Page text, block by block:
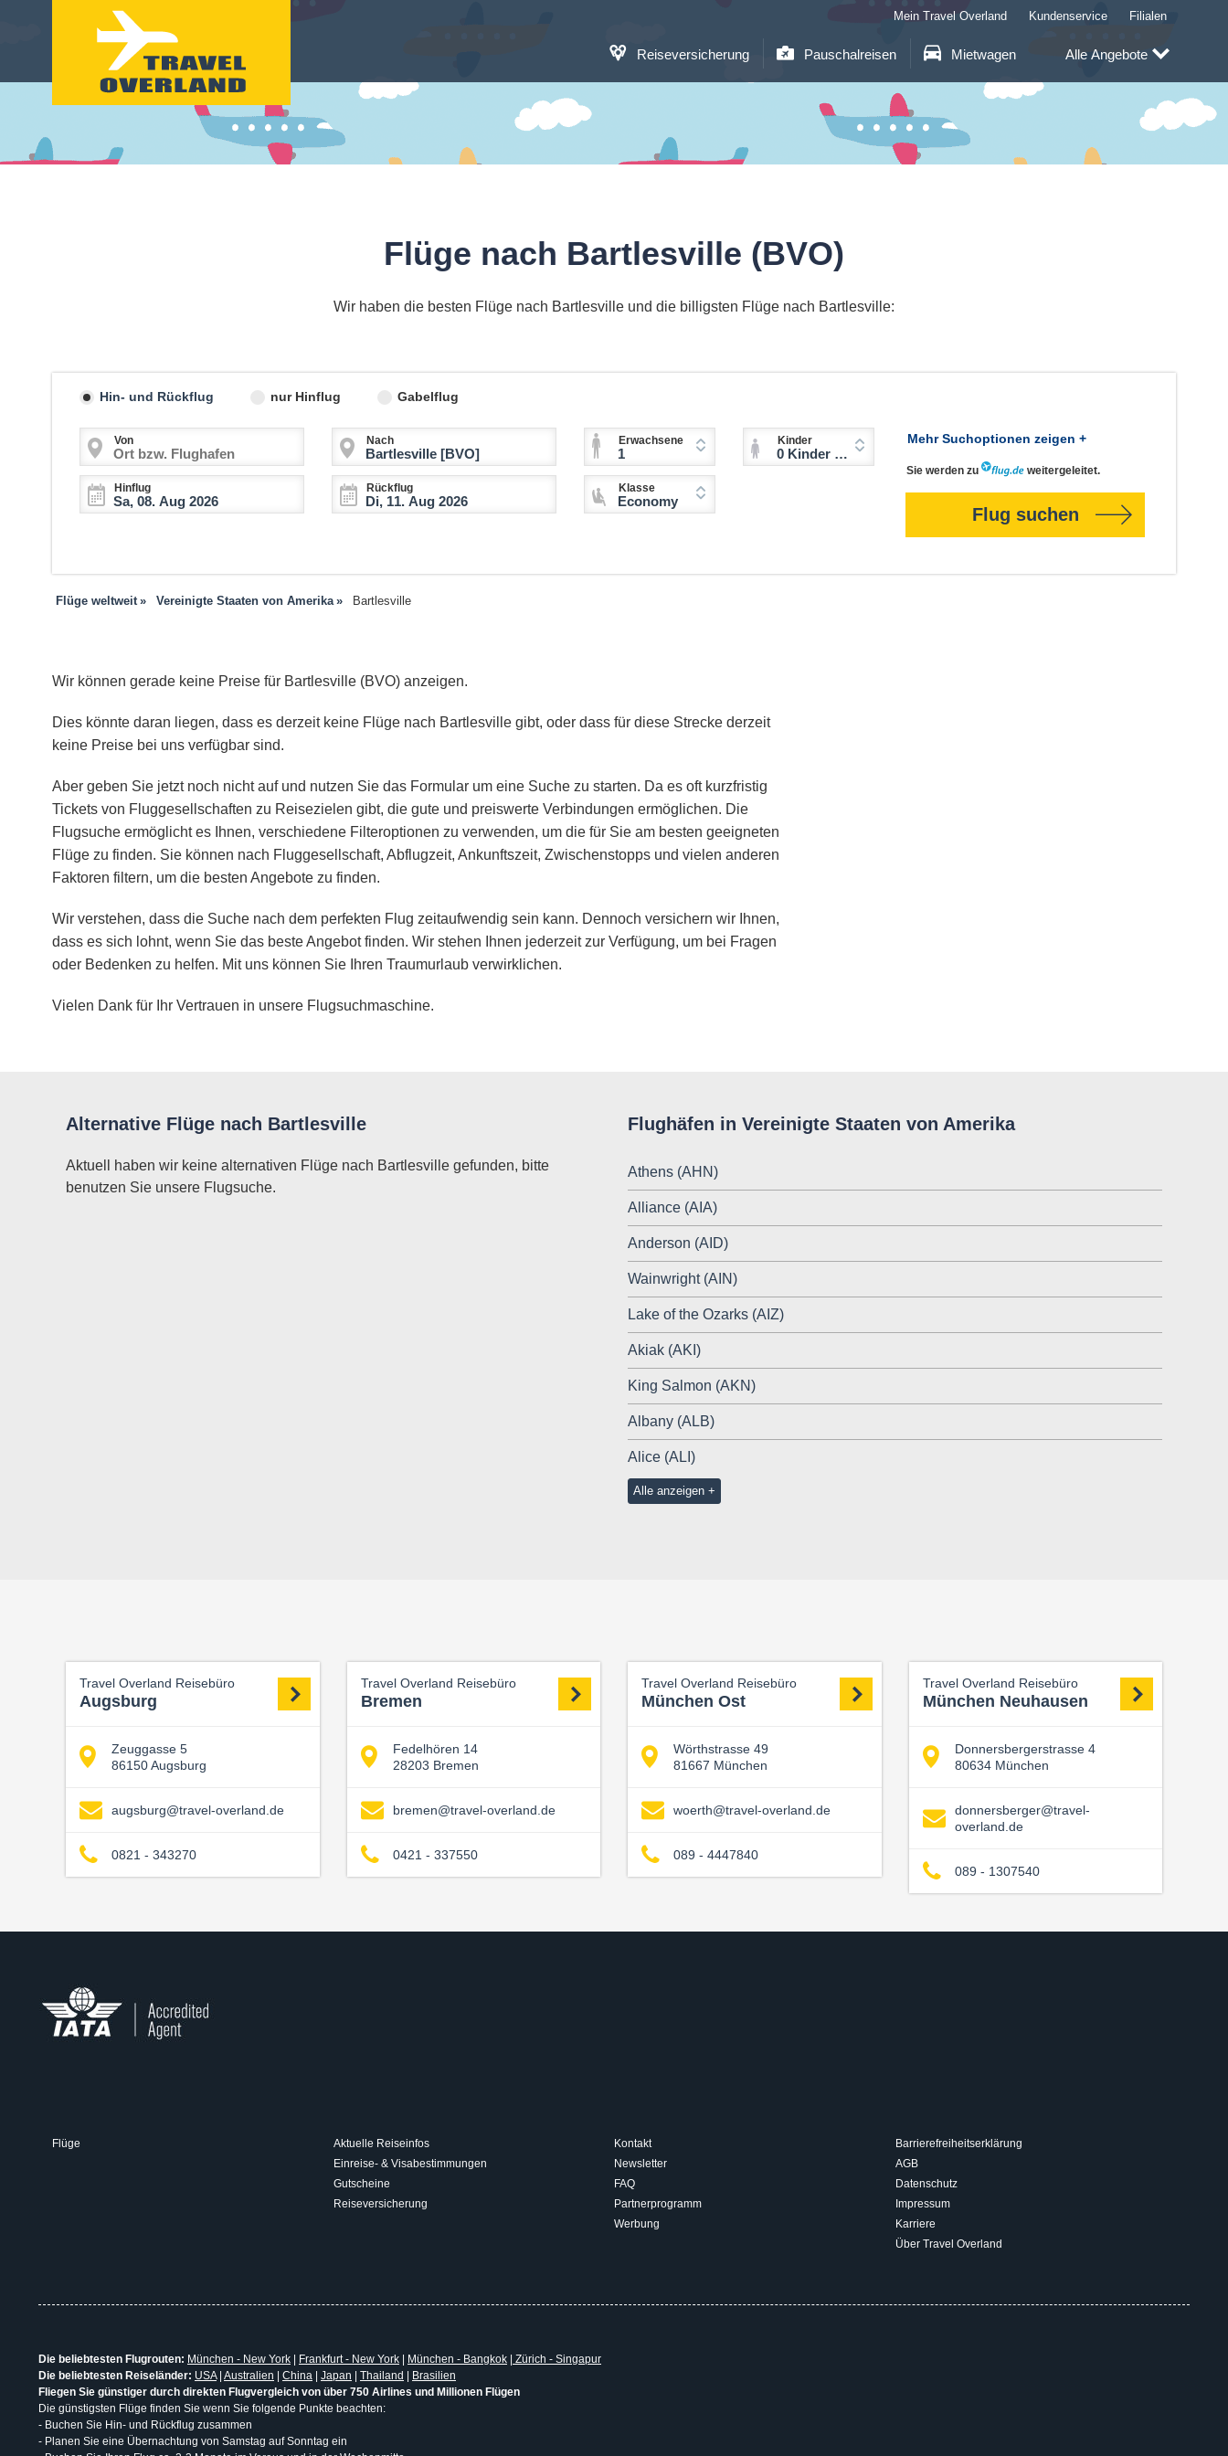
Reiseversicherung Pauschalreisen Mietwagen
Mein Travel Overland Kundenservice Filialen
Alle Angebote
Flüge nach Bartlesville (BVO)
Wir haben die besten Flüge nach Bartlesville und die billigsten Flüge nach Bartlesville:
Hin- und Rückflug nur Hinflug Gabelflug
Von Nach
Hinflug Rückflug
Erwachsene
1
Kinder
0 Kinder (2-11 Jahre)
Klasse
Economy
Mehr Suchoptionen zeigen +
Sie werden zu weitergeleitet.
Flug suchen
Flüge weltweit Vereinigte Staaten von Amerika Bartlesville
Wir können gerade keine Preise für Bartlesville (BVO) anzeigen.
Dies könnte daran liegen, dass es derzeit keine Flüge nach Bartlesville gibt, oder dass für diese Strecke derzeit
keine Preise bei uns verfügbar sind.
Aber geben Sie jetzt noch nicht auf und nutzen Sie das Formular um eine Suche zu starten. Da es oft kurzfristig
Tickets von Fluggesellschaften zu Reisezielen gibt, die gute und preiswerte Verbindungen ermöglichen. Die
Flugsuche ermöglicht es Ihnen, verschiedene Filteroptionen zu verwenden, um die für Sie am besten geeigneten
Flüge zu finden. Sie können nach Fluggesellschaft, Abflugzeit, Ankunftszeit, Zwischenstopps und vielen anderen
Faktoren filtern, um die besten Angebote zu finden.
Wir verstehen, dass die Suche nach dem perfekten Flug zeitaufwendig sein kann. Dennoch versichern wir Ihnen,
dass es sich lohnt, wenn Sie das beste Angebot finden. Wir stehen Ihnen jederzeit zur Verfügung, um bei Fragen
oder Bedenken zu helfen. Mit uns können Sie Ihren Traumurlaub verwirklichen.
Vielen Dank für Ihr Vertrauen in unsere Flugsuchmaschine.
Alternative Flüge nach Bartlesville
Aktuell haben wir keine alternativen Flüge nach Bartlesville gefunden, bitte
benutzen Sie unsere Flugsuche.
Flughäfen in Vereinigte Staaten von Amerika
Athens (AHN)
Alliance (AIA)
Anderson (AID)
Wainwright (AIN)
Lake of the Ozarks (AIZ)
Akiak (AKI)
King Salmon (AKN)
Albany (ALB)
Alice (ALI)
Alle anzeigen
Travel Overland Reisebüro
Augsburg
Zeuggasse 5
86150 Augsburg
augsburg@travel-overland.de
0821 - 343270
Travel Overland Reisebüro
Bremen
Fedelhören 14
28203 Bremen
bremen@travel-overland.de
0421 - 337550
Travel Overland Reisebüro
München Ost
Wörthstrasse 49
81667 München
woerth@travel-overland.de
089 - 4447840
Travel Overland Reisebüro
München Neuhausen
Donnersbergerstrasse 4
80634 München
donnersberger@travel-
overland.de
089 - 1307540
Flüge
Aktuelle Reiseinfos
Einreise- & Visabestimmungen
Gutscheine
Reiseversicherung
Kontakt
Newsletter
FAQ
Partnerprogramm
Werbung
Barrierefreiheitserklärung
AGB
Datenschutz
Impressum
Karriere
Über Travel Overland
Die beliebtesten Flugrouten: München - New York Frankfurt - New York München - Bangkok
Zürich - Singapur
Die beliebtesten Reiseländer: USA| Australien China Japan Thailand
Brasilien
Fliegen Sie günstiger durch direkten Flugvergleich von über 750 Airlines und Millionen Flügen
Die günstigsten Flüge finden Sie wenn Sie folgende Punkte beachten:
- Buchen Sie Hin- und Rückflug zusammen
- Planen Sie eine Übernachtung von Samstag auf Sonntag ein